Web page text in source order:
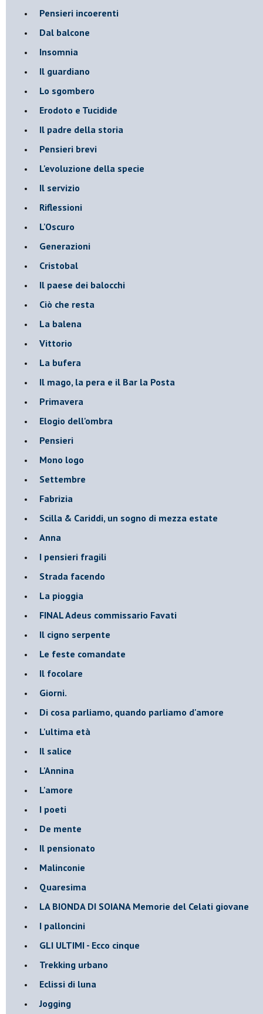
Pensieri incoerenti
Dal balcone
Insomnia
Il guardiano
Lo sgombero
Erodoto e Tucidide
Il padre della storia
Pensieri brevi
L'evoluzione della specie
Il servizio
Riflessioni
L'Oscuro
Generazioni
Cristobal
Il paese dei balocchi
Ciò che resta
La balena
Vittorio
La bufera
Il mago, la pera e il Bar la Posta
Primavera
Elogio dell'ombra
Pensieri
Mono logo
Settembre
Fabrizia
​Scilla & Cariddi, un sogno di mezza estate
Anna
I pensieri fragili
Strada facendo
La pioggia
FINAL Adeus commissario Favati
Il cigno serpente
Le feste comandate
Il focolare
Giorni.
Di cosa parliamo, quando parliamo d'amore
L'ultima età
Il salice
L'Annina
L'amore
I poeti
De mente
Il pensionato
Malinconie
Quaresima
LA BIONDA DI SOIANA Memorie del Celati giovane
I palloncini
GLI ULTIMI - Ecco cinque
Trekking urbano
Eclissi di luna
Jogging